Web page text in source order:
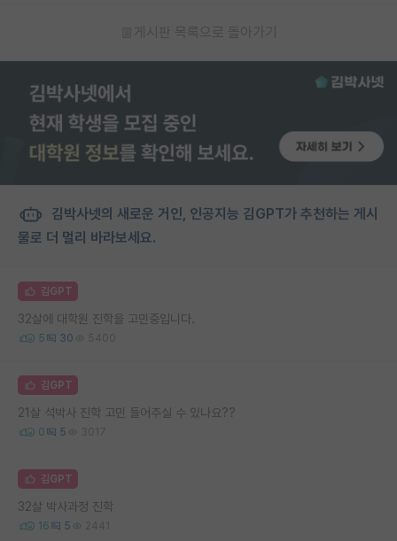
게시판 목록으로 돌아가기
김박사넷의 새로운 거인, 인공지능 김GPT가 추천하는 게시
물로 더 멀리 바라보세요.
김GPT
32살에 대학원 진학을 고민중입니다.
5 30 5400
김GPT
21살 석박사 진학 고민 들어주실 수 있나요??
0 5 3017
김GPT
32살 박사과정 진학
16 5 2441